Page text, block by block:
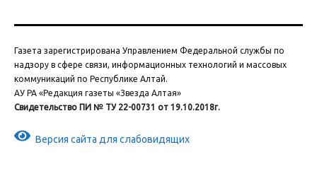
Газета зарегистрирована Управлением Федеральной службы по
надзору в сфере связи, информационных технологий и массовых
коммуникаций по Республике Алтай.
АУ РА «Редакция газеты «Звезда Алтая»
Свидетельство ПИ № ТУ 22-00731 от 19.10.2018г.
Версия сайта для слабовидящих